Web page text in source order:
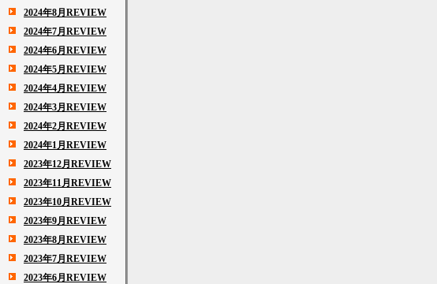
2024年8月REVIEW
2024年7月REVIEW
2024年6月REVIEW
2024年5月REVIEW
2024年4月REVIEW
2024年3月REVIEW
2024年2月REVIEW
2024年1月REVIEW
2023年12月REVIEW
2023年11月REVIEW
2023年10月REVIEW
2023年9月REVIEW
2023年8月REVIEW
2023年7月REVIEW
2023年6月REVIEW